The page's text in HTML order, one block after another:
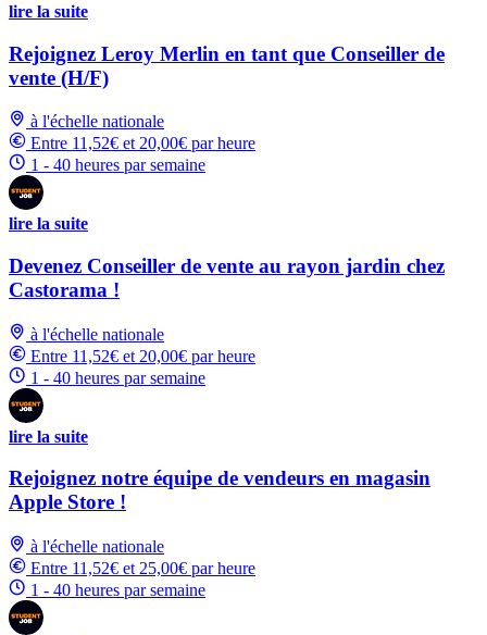
lire la suite
Rejoignez Leroy Merlin en tant que Conseiller de
vente (H/F)
à l'échelle nationale
Entre 11,52€ et 20,00€ par heure
1 - 40 heures par semaine
lire la suite
Devenez Conseiller de vente au rayon jardin chez
Castorama !
à l'échelle nationale
Entre 11,52€ et 20,00€ par heure
1 - 40 heures par semaine
lire la suite
Rejoignez notre équipe de vendeurs en magasin
Apple Store !
à l'échelle nationale
Entre 11,52€ et 25,00€ par heure
1 - 40 heures par semaine